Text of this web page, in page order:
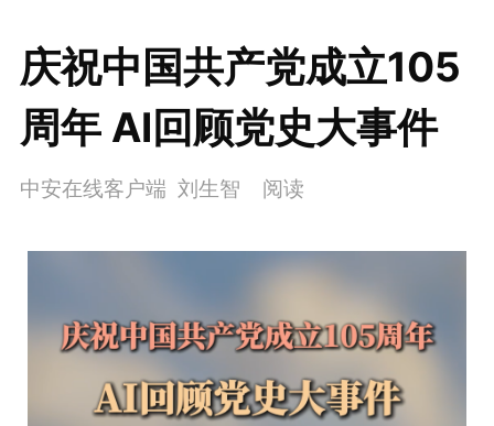
庆祝中国共产党成立105
周年 AI回顾党史大事件
中安在线客户端 刘生智 阅读